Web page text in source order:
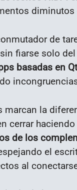
de
fiarse solo
basadas en
marcan la
cerrar
de los
el
al